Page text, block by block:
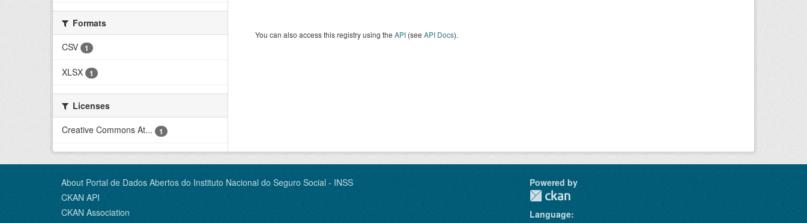
Formats
CSV
1
XLSX 1
Licenses
Creative Commons At...
1
You can also access this registry using the API (see API Docs).
About Portal de Dados Abertos do Instituto Nacional do Seguro Social - INSS
CKAN API
CKAN Association
Powered by
Language